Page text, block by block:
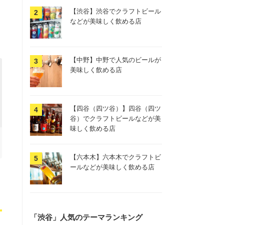
【渋谷】渋谷でクラフトビール
などが美味しく飲める店
【中野】中野で人気のビールが
美味しく飲める店
【四谷（四ツ谷）】四谷（四ツ
谷）でクラフトビールなどが美
味しく飲める店
【六本木】六本木でクラフトビ
ールなどが美味しく飲める店
「渋谷」人気のテーマランキング